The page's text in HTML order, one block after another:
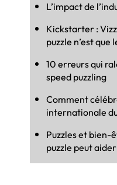
L’impact de
Kickstarter :
puzzle n’est que
10 erreurs qui
speed puzzling
Comment
internationale
Puzzles et bien-
puzzle peut